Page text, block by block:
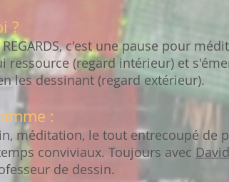
?
REGARDS, c'est une pause pour
ressource (regard intérieur) et
les dessinant (regard extérieur).
:
méditation, le tout entrecoupé de
conviviaux. Toujours avec
de dessin.